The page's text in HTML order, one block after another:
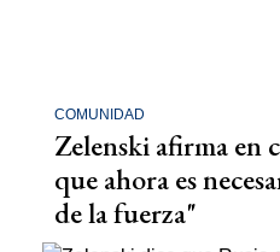
COMUNIDAD
Zelenski afirma en
que ahora es
de la fuerza"